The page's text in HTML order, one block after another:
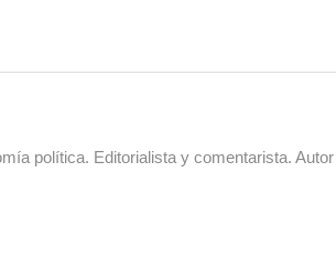
política. Editorialista y comentarista.